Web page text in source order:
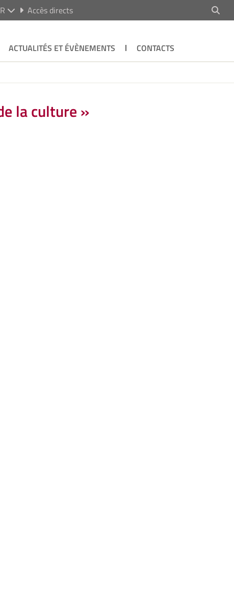
Accès directs
ACTUALITÉS ET ÉVÈNEMENTS
CONTACTS
la culture »